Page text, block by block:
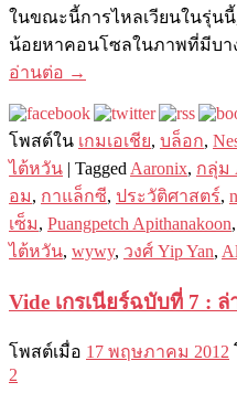
ในขณะนี้การไหลเวียนในรุ่น
น้อยหาคอนโซลในภาพที่มีบา
อ่านต่อ →
โพสต์ใน เกมเอเชีย, บล็อก,
ไต้หวัน | Tagged Aaronix, กลุ่ม
อม, กาแล็กซี, ประวัติศาสตร์,
เซ็ม, Puangpetch Apithanakoon,
ไต้หวัน, wywy, วงศ์ Yip Yan,
Vide เกรเนียร์ฉบับที่ 7 :
โพสต์เมื่อ 17 พฤษภาคม 2012
2